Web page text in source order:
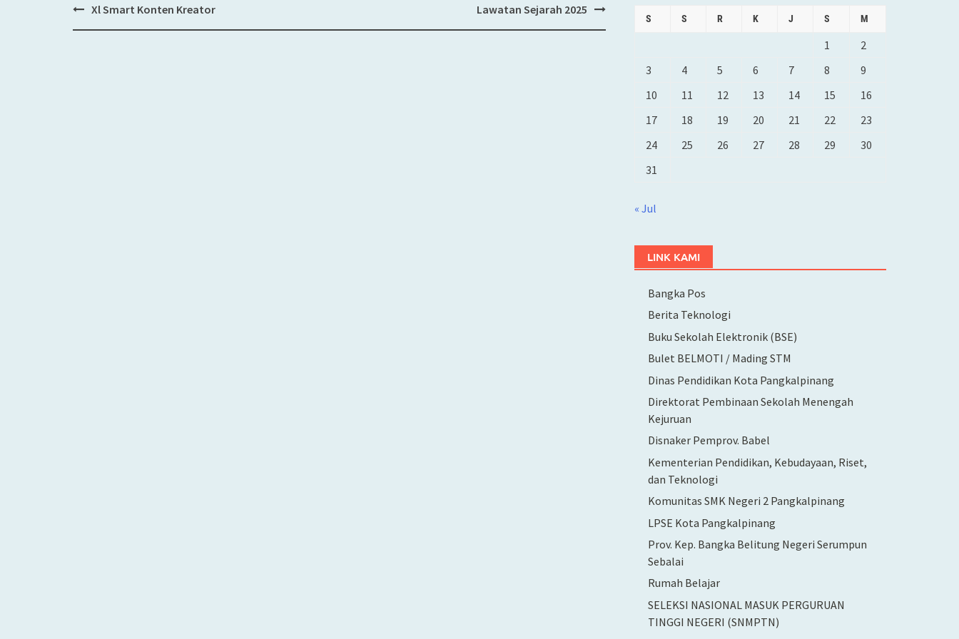
Xl Smart Konten Kreator Lawatan Sejarah 2025
S S R K J S M
1
2
3
4 5 6 7 8
9
10
11 12 13 14 15
16
17
18 19 20 21 22
23
24
25 26 27 28 29
30
31
« Jul
LINK KAMI
Bangka Pos
Berita Teknologi
Buku Sekolah Elektronik (BSE)
Bulet BELMOTI / Mading STM
Dinas Pendidikan Kota Pangkalpinang
Direktorat Pembinaan Sekolah Menengah
Kejuruan
Disnaker Pemprov. Babel
Kementerian Pendidikan, Kebudayaan, Riset,
dan Teknologi
Komunitas SMK Negeri 2 Pangkalpinang
LPSE Kota Pangkalpinang
Prov. Kep. Bangka Belitung Negeri Serumpun
Sebalai
Rumah Belajar
SELEKSI NASIONAL MASUK PERGURUAN
TINGGI NEGERI (SNMPTN)